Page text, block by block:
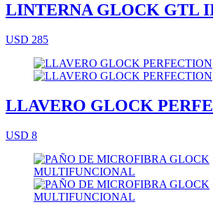
LINTERNA GLOCK GTL
USD 285
LLAVERO GLOCK
USD 8